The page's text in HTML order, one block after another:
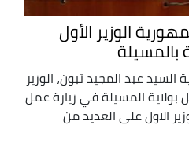
الوزير الأول
عبد المجيد تبون، الوزير
المسيلة في زيارة عمل
الاول على العديد من